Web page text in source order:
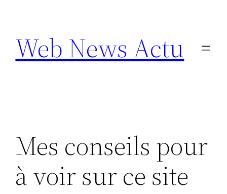
contenu
Web News Actu
Mes conseils pour
à voir sur ce site